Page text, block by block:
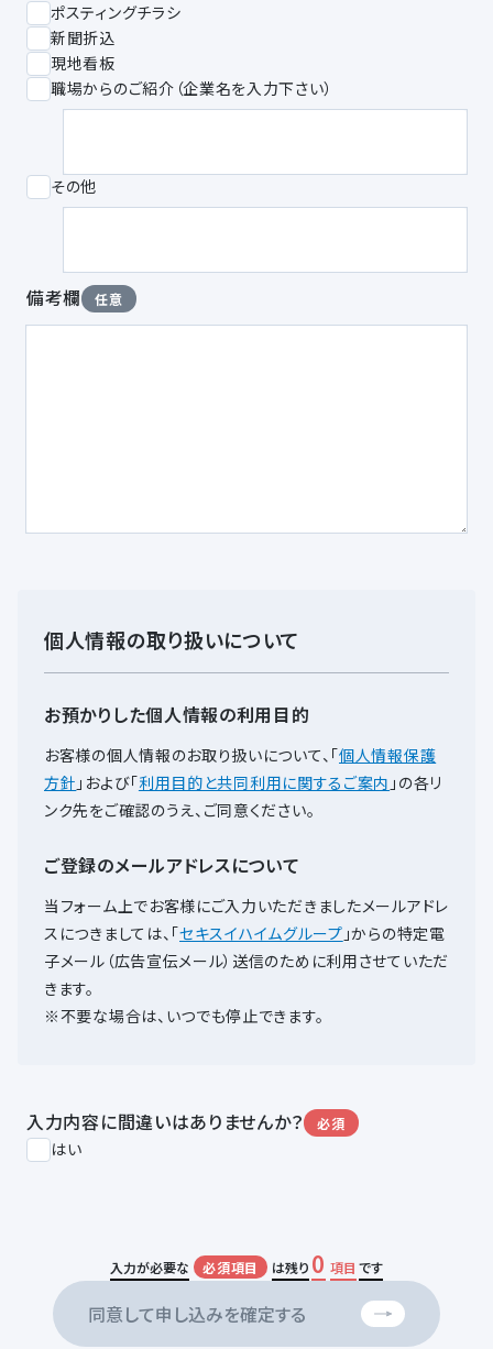
ポスティングチラシ
新聞折込
現地看板
職場からのご紹介（企業名を入力下さい）
その他
任意
備考欄
個人情報の取り扱いについて
お預かりした個人情報の利用目的
お客様の個人情報のお取り扱いについて、 「個人情報保護
方針 」および「利用目的と共同利用に関するご案内 」の各リ
ンク先をご確認のうえ、ご同意ください。
ご登録のメールアドレスについて
当フォーム上でお客様にご入力いただきましたメールアドレ
スにつきましては、 「セキスイハイムグループ 」からの特定電
子メール（広告宣伝メール）送信のために利用させていただ
きます。
※不要な場合は、いつでも停止できます。
必須
入力内容に間違いはありませんか？
はい
入力が必要な 必須項目 は残り 0 項目 です
同意して申し込みを確定する